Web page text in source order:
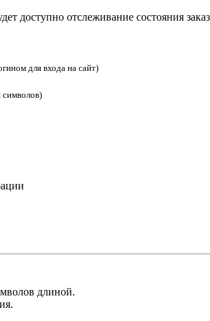
доступно отслеживание состояния
для входа на сайт)
длиной.